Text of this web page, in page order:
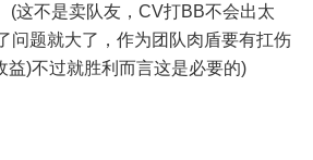
(这不是卖队友，CV打BB不会出太
问题就大了，作为团队肉盾要有扛伤
益)不过就胜利而言这是必要的)